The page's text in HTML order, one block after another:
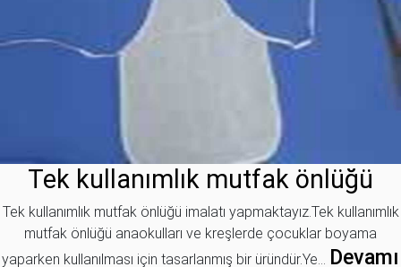
Tek kullanımlık mutfak önlüğü
Tek kullanımlık mutfak önlüğü imalatı yapmaktayız.Tek kullanımlık
mutfak önlüğü anaokulları ve kreşlerde çocuklar boyama
yaparken kullanılması için tasarlanmış bir üründür.Ye... Devamı